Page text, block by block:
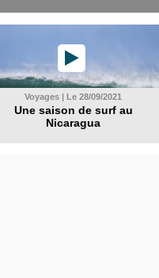
Voyages | Le 28/09/2021
Une saison de surf au
Nicaragua